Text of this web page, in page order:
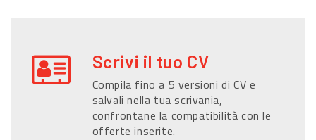
Scrivi il tuo CV
Compila fino a 5 versioni di CV e
salvali nella tua scrivania,
confrontane la compatibilità con le
offerte inserite.